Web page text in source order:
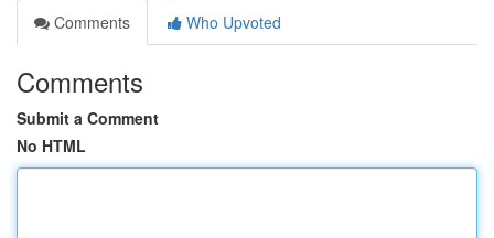
Comments
Who Upvoted
Comments
Submit a Comment
No HTML